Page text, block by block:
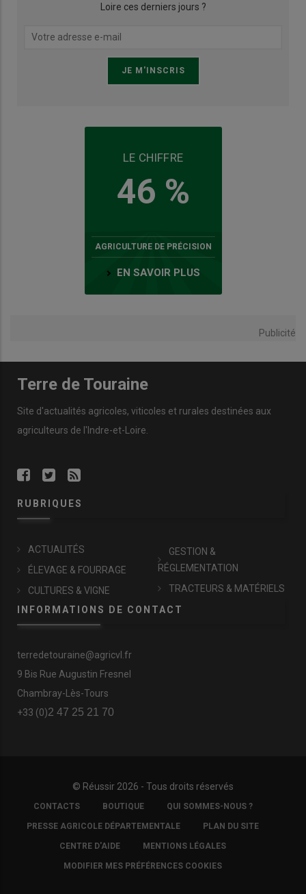
Loire ces derniers jours ?
LE CHIFFRE
46 %
AGRICULTURE DE PRÉCISION
EN SAVOIR PLUS
Publicité
Terre de Touraine
Site d'actualités agricoles, viticoles et rurales destinées aux
agriculteurs de l'Indre-et-Loire.
RUBRIQUES
ACTUALITÉS
ÉLEVAGE & FOURRAGE
CULTURES & VIGNE
GESTION &
RÉGLEMENTATION
TRACTEURS & MATÉRIELS
INFORMATIONS DE CONTACT
terredetouraine@agricvl.fr
9 Bis Rue Augustin Fresnel
Chambray-Lès-Tours
+33 (0)2 47 25 21 70
© Réussir 2026 - Tous droits réservés
FOOTER
COPYRIGHT
CONTACTS BOUTIQUE QUI SOMMES-NOUS ?
PRESSE AGRICOLE DÉPARTEMENTALE PLAN DU SITE
CENTRE D'AIDE MENTIONS LÉGALES
MODIFIER MES PRÉFÉRENCES COOKIES